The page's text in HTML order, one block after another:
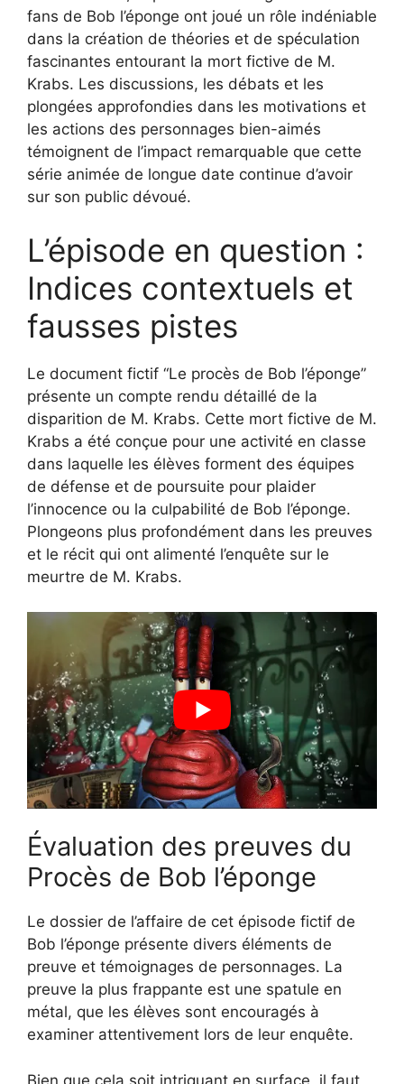
fans de Bob l’éponge ont joué un rôle indéniable
dans la création de théories et de spéculation
fascinantes entourant la mort fictive de M.
Krabs. Les discussions, les débats et les
plongées approfondies dans les motivations et
les actions des personnages bien-aimés
témoignent de l’impact remarquable que cette
série animée de longue date continue d’avoir
sur son public dévoué.
L’épisode en question :
Indices contextuels et
fausses pistes
Le document fictif “Le procès de Bob l’éponge”
présente un compte rendu détaillé de la
disparition de M. Krabs. Cette mort fictive de M.
Krabs a été conçue pour une activité en classe
dans laquelle les élèves forment des équipes
de défense et de poursuite pour plaider
l’innocence ou la culpabilité de Bob l’éponge.
Plongeons plus profondément dans les preuves
et le récit qui ont alimenté l’enquête sur le
meurtre de M. Krabs.
Évaluation des preuves du
Procès de Bob l’éponge
Le dossier de l’affaire de cet épisode fictif de
Bob l’éponge présente divers éléments de
preuve et témoignages de personnages. La
preuve la plus frappante est une spatule en
métal, que les élèves sont encouragés à
examiner attentivement lors de leur enquête.
Bien que cela soit intriguant en surface, il faut